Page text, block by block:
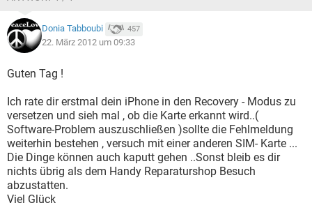
Donia Tabboubi 457
22. März 2012 um 09:33
Guten Tag !
Ich rate dir erstmal dein iPhone in den Recovery - Modus zu
versetzen und sieh mal , ob die Karte erkannt wird..(
Software-Problem auszuschließen )sollte die Fehlmeldung
weiterhin bestehen , versuch mit einer anderen SIM- Karte ...
Die Dinge können auch kaputt gehen ..Sonst bleib es dir
nichts übrig als dem Handy Reparaturshop Besuch
abzustatten.
Viel Glück